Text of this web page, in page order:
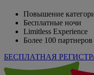
Повышение
Бесплатные ночи
Limitless Experience
Более 100 партнеров
БЕСПЛАТНАЯ